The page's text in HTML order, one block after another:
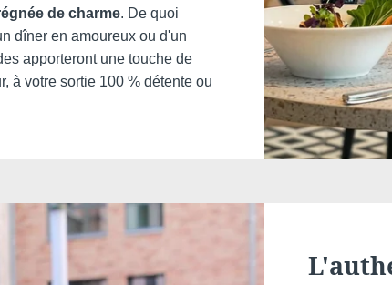
de charme. De quoi
dîner en amoureux ou d'un
apporteront une touche de
à votre sortie 100 % détente ou